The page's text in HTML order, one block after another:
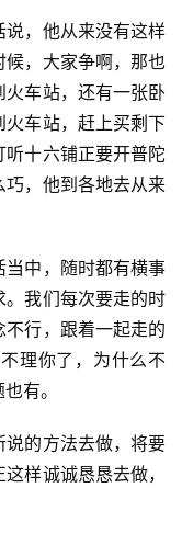
说，他从来没有这样
候，大家争啊，那也
车站，还有一张卧
车站，赶上买剩下
十六铺正要开普陀
巧，他到各地去从来
中，随时都有横事
我们每次要走的时
行，跟着一起走的
理你了，为什么不
有。
的方法去做，将要
样诚诚恳恳去做，